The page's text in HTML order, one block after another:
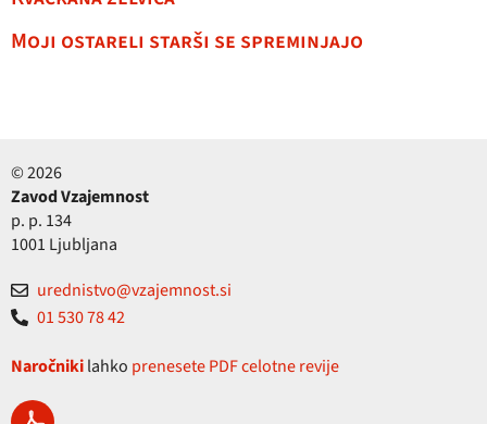
Moji ostareli starši se spreminjajo
© 2026
Zavod Vzajemnost
p. p. 134
1001 Ljubljana
urednistvo@vzajemnost.si
01 530 78 42
Naročnikilahko prenesete PDF celotne revije